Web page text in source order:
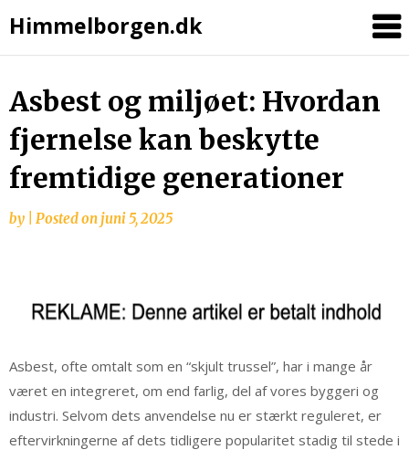
Himmelborgen.dk
Asbest og miljøet: Hvordan
fjernelse kan beskytte
fremtidige generationer
by Posted on juni 5, 2025
Asbest, ofte omtalt som en “skjult trussel”, har i mange år
været en integreret, om end farlig, del af vores byggeri og
industri. Selvom dets anvendelse nu er stærkt reguleret, er
eftervirkningerne af dets tidligere popularitet stadig til stede i